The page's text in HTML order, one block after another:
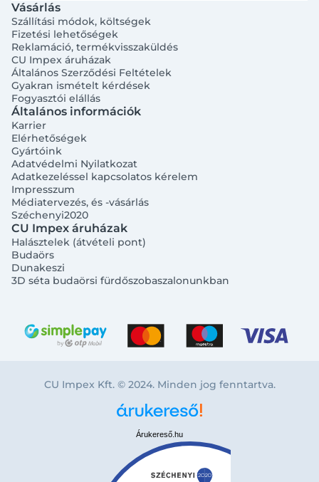
Vásárlás
Szállítási módok, költségek
Fizetési lehetőségek
Reklamáció, termékvisszaküldés
CU Impex áruházak
Általános Szerződési Feltételek
Gyakran ismételt kérdések
Fogyasztói elállás
Általános információk
Karrier
Elérhetőségek
Gyártóink
Adatvédelmi Nyilatkozat
Adatkezeléssel kapcsolatos kérelem
Impresszum
Médiatervezés, és -vásárlás
Széchenyi2020
CU Impex áruházak
Halásztelek (átvételi pont)
Budaörs
Dunakeszi
3D séta budaörsi fürdőszobaszalonunkban
CU Impex Kft. © 2024. Minden jog fenntartva.
Árukereső.hu